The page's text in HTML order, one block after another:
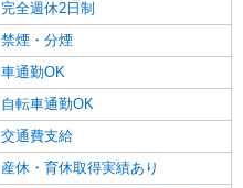
完全週休2日制
禁煙・分煙
車通勤OK
自転車通勤OK
交通費支給
産休・育休取得実績あり